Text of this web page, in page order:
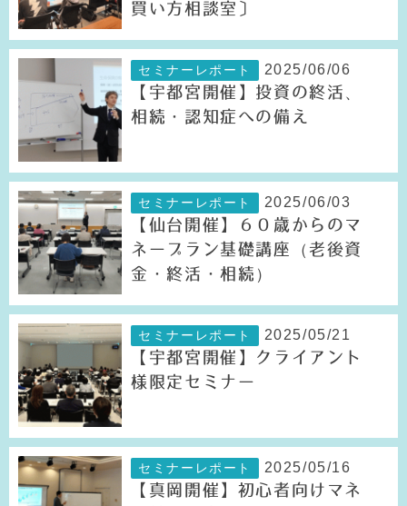
買い方相談室〕
セミナーレポート 2025/06/06
【宇都宮開催】投資の終活、
相続・認知症への備え
セミナーレポート 2025/06/03
【仙台開催】６０歳からのマ
ネープラン基礎講座（老後資
金・終活・相続）
セミナーレポート 2025/05/21
【宇都宮開催】クライアント
様限定セミナー
セミナーレポート 2025/05/16
【真岡開催】初心者向けマネ